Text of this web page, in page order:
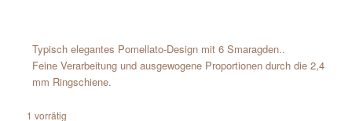
Typisch elegantes Pomellato-Design mit 6 Smaragden..
Feine Verarbeitung und ausgewogene Proportionen durch die 2,4
mm Ringschiene.
1 vorrätig